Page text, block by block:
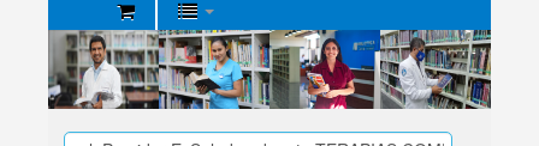
Biblioteca
Central
EsSalud